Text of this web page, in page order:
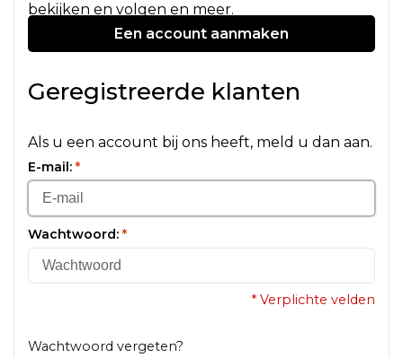
bekijken en volgen en meer.
Een account aanmaken
Geregistreerde klanten
Als u een account bij ons heeft, meld u dan aan.
E-mail: *
Wachtwoord: *
* Verplichte velden
Wachtwoord vergeten?